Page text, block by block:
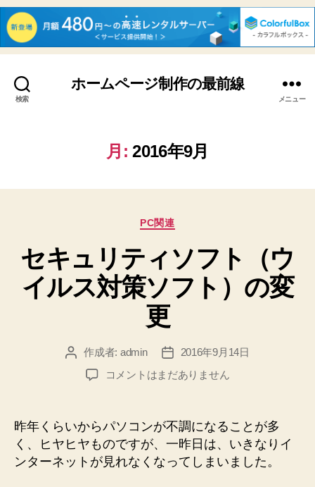
検索
ホームページ制作の最前線
メニュー
月: 2016年9月
カ
ゴ
リ
ー
PC関連
セキュリティソフト（ウ
イルス対策ソフト）の変
更
投 作成者: admin
投
稿
2016年9月14日
セ
リ
ィ
ソ
コメントはまだありません
昨年くらいからパソコンが不調になることが多
く、ヒヤヒヤものですが、一昨日は、いきなりイ
ンターネットが見れなくなってしまいました。